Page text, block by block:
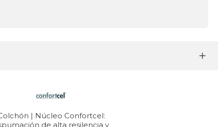
| Núcleo Confortcel:
de alta resilencia y